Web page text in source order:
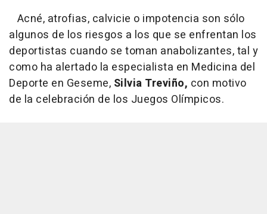
Acné, atrofias, calvicie o impotencia son sólo
algunos de los riesgos a los que se enfrentan los
deportistas cuando se toman anabolizantes, tal y
como ha alertado la especialista en Medicina del
Deporte en Geseme, Silvia Treviño, con motivo
de la celebración de los Juegos Olímpicos.